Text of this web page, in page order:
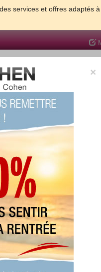
services et offres adaptés
& BEBE
bien dans sa peau
PLUS
COACHING
×